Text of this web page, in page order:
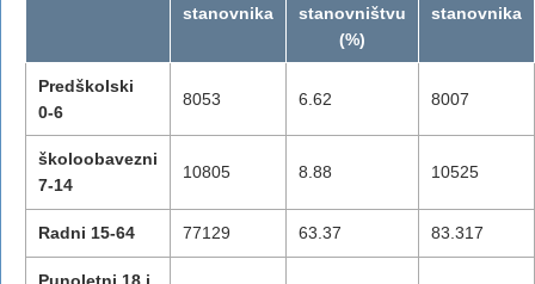
stanovnika
stanovništvu
(%)
stanovnika
Predškolski
0-6
8053 6.62 8007
školoobavezni
7-14
10805 8.88 10525
Radni 15-64 77129 63.37 83.317